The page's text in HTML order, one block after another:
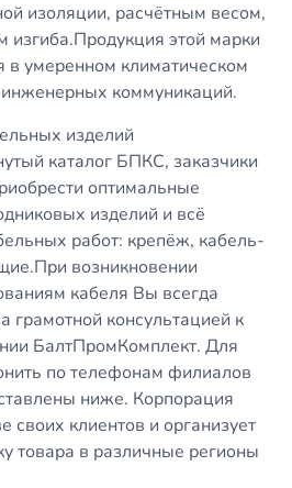
изоляции, расчётным весом,
этой марки
в умеренном климатическом
инженерных коммуникаций.
изделий
каталог БПКС, заказчики
оптимальные
изделий и всё
работ: крепёж, кабель-
возникновении
кабеля Вы всегда
грамотной консультацией к
БалтПромКомплект. Для
по телефонам филиалов
ниже. Корпорация
своих клиентов и организует
товара в различные регионы